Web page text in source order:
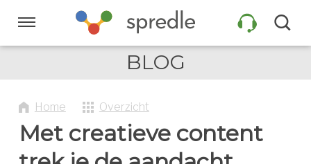
links
over
inhoud
Spring
naar
PRODUCTEN
BLOG
Home Overzicht
Met creatieve content